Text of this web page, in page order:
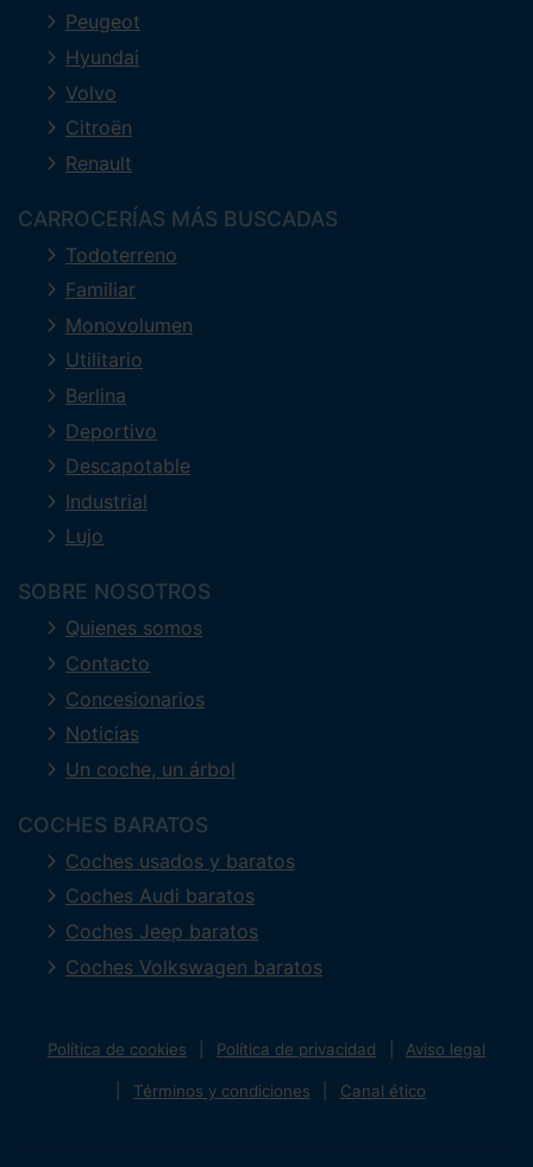
Peugeot
Hyundai
Volvo
Citroën
Renault
CARROCERÍAS MÁS BUSCADAS
Todoterreno
Familiar
Monovolumen
Utilitario
Berlina
Deportivo
Descapotable
Industrial
Lujo
SOBRE NOSOTROS
Quienes somos
Contacto
Concesionarios
Noticias
Un coche, un árbol
COCHES BARATOS
Coches usados y baratos
Coches Audi baratos
Coches Jeep baratos
Coches Volkswagen baratos
Política de cookies Política de privacidad Aviso legal
Términos y condiciones Canal ético